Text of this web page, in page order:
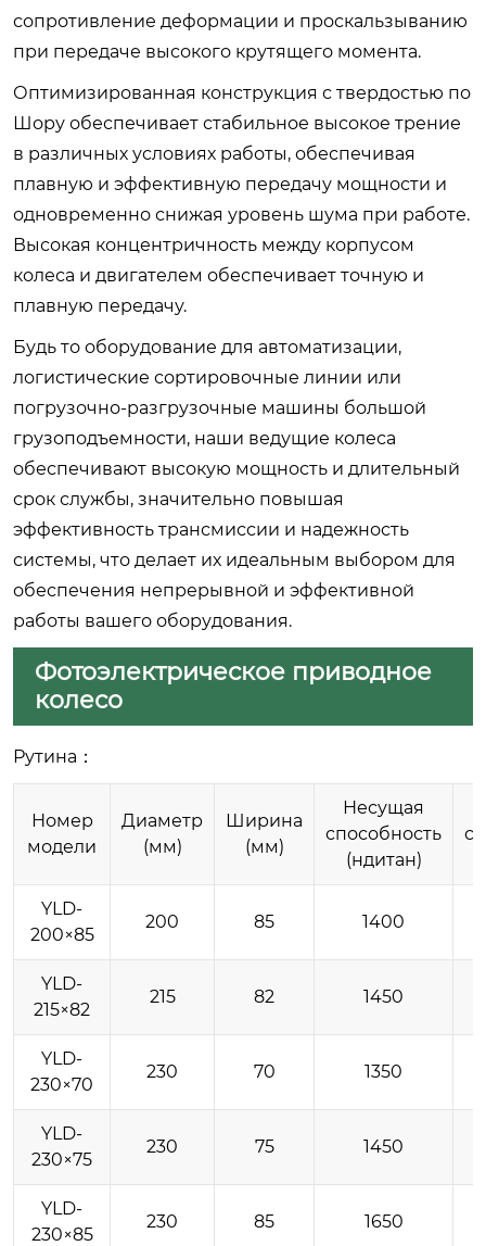
сопротивление деформации и проскальзыванию
при передаче высокого крутящего момента.
Оптимизированная конструкция с твердостью по
Шору обеспечивает стабильное высокое трение
в различных условиях работы, обеспечивая
плавную и эффективную передачу мощности и
одновременно снижая уровень шума при работе.
Высокая концентричность между корпусом
колеса и двигателем обеспечивает точную и
плавную передачу.
Будь то оборудование для автоматизации,
логистические сортировочные линии или
погрузочно-разгрузочные машины большой
грузоподъемности, наши ведущие колеса
обеспечивают высокую мощность и длительный
срок службы, значительно повышая
эффективность трансмиссии и надежность
системы, что делает их идеальным выбором для
обеспечения непрерывной и эффективной
работы вашего оборудования.
Фотоэлектрическое приводное
колесо
Рутина：
Номер
модели
Диаметр
(мм)
Ширина
(мм)
Несущая
способность
(ндитан)
YLD-
200×85
200 85 1400
YLD-
215×82
215 82 1450
YLD-
230×70
230 70 1350
YLD-
230×75
230 75 1450
YLD-
230×85
230 85 1650